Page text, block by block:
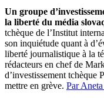
Un groupe
la liberté du média
tchèque de l’Institut
son inquiétude quant à
liberté journalistique à la
rédacteurs en chef de
d’investissement tchèque
mettre en grève. Par